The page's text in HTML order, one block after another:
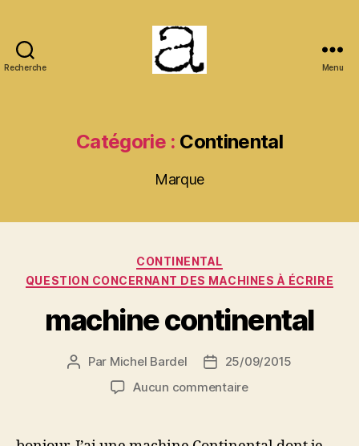
Recherche Menu
Catégorie : Continental
Marque
Catégories
CONTINENTAL
QUESTION CONCERNANT DES MACHINES À ÉCRIRE
machine continental
Auteur
Par Michel Bardel
Date
de
25/09/2015
Aucun commentairesur